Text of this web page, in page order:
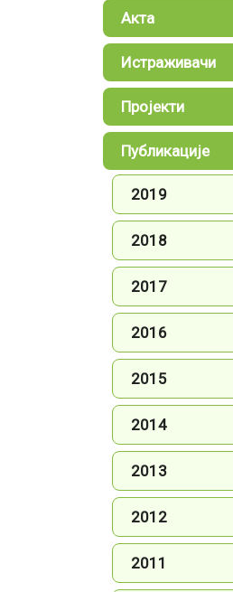
Акта
Истраживачи
Пројекти
Публикације
2019
2018
2017
2016
2015
2014
2013
2012
2011